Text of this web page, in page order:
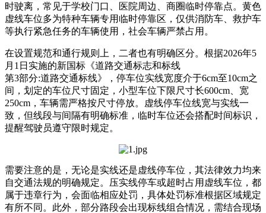
时驶离，常见于学校门口、医院周边、商圈临时停靠点。黄色
虚线车位多为特种车辆专用临时停靠区，仅供消防车、救护车
等执行紧急任务的车辆使用，社会车辆严禁占用。
在设置规范和通行规则上，二者也有明确区分。根据2026年5
月1日实施的新国标《道路交通标志和标线
第3部分:道路交通标线》，停车位实线宽度介于6cm至10cm之
间，划定的车位尺寸固定，小型车位下限尺寸长600cm、宽
250cm，车辆需严格按尺寸停放。虚线停车位线宽与实线一
致，但线段与间隔有明确标准，临时车位还会搭配时间标识，
提醒驾驶员遵守限时规定。
需要注意的是，无论是实线还是虚线停车位，其法律效力均来
自交通法规的明确规定。压实线停车或超时占用虚线车位，都
属于违章行为，会面临相应处罚，具体处罚标准根据区域规定
有所不同。此外，部分路段会出现标线组合情况，需结合现场